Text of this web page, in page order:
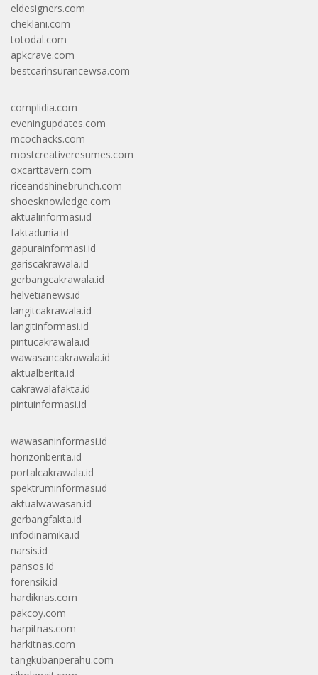
eldesigners.com
cheklani.com
totodal.com
apkcrave.com
bestcarinsurancewsa.com
complidia.com
eveningupdates.com
mcochacks.com
mostcreativeresumes.com
oxcarttavern.com
riceandshinebrunch.com
shoesknowledge.com
aktualinformasi.id
faktadunia.id
gapurainformasi.id
gariscakrawala.id
gerbangcakrawala.id
helvetianews.id
langitcakrawala.id
langitinformasi.id
pintucakrawala.id
wawasancakrawala.id
aktualberita.id
cakrawalafakta.id
pintuinformasi.id
wawasaninformasi.id
horizonberita.id
portalcakrawala.id
spektruminformasi.id
aktualwawasan.id
gerbangfakta.id
infodinamika.id
narsis.id
pansos.id
forensik.id
hardiknas.com
pakcoy.com
harpitnas.com
harkitnas.com
tangkubanperahu.com